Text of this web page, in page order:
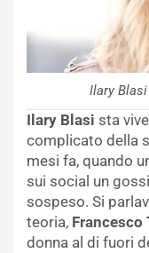
Ilary
Ilary Blasi sta
complicato della
mesi fa, quando
sui social un
sospeso. Si
teoria, Francesco
donna al di fuori